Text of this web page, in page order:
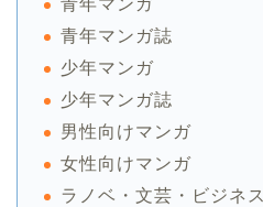
青年マンガ誌
少年マンガ
少年マンガ誌
男性向けマンガ
女性向けマンガ
ラノベ・文芸・ビジネス